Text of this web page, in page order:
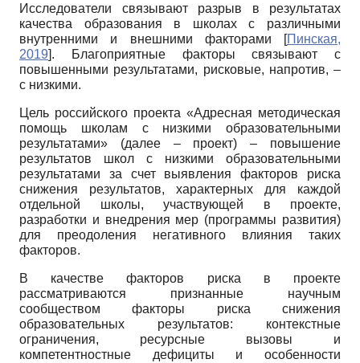
Исследователи связывают разрыв в результатах
качества образования в школах с различными
внутренними и внешними факторами
[Пинская,
2019]. Благоприятные факторы связывают с
повышенными результатами, рисковые, напротив, –
с низкими.
Цель российского проекта «Адресная методическая
помощь школам с низкими образовательными
результатами» (далее – проект) – повышение
результатов школ с низкими образовательными
результатами за счет выявления факторов риска
снижения результатов, характерных для каждой
отдельной школы, участвующей в проекте,
разработки и внедрения мер (программы развития)
для преодоления негативного влияния таких
факторов.
В качестве факторов риска в проекте
рассматриваются признанные научным
сообществом факторы риска снижения
образовательных результатов: контекстные
ограничения, ресурсные вызовы и
компетентностные дефициты и особенности